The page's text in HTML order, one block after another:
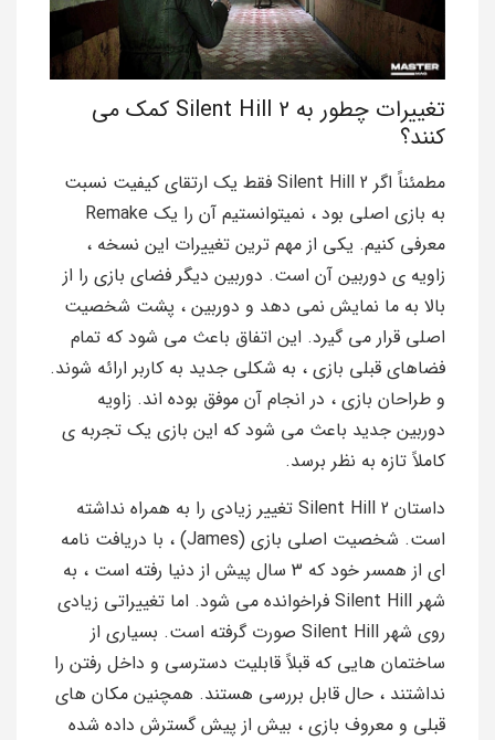
تغییرات چطور به Silent Hill 2 کمک می
کنند؟
مطمئناً اگر Silent Hill 2 فقط یک ارتقای کیفیت نسبت
به بازی اصلی بود ، نمیتوانستیم آن را یک Remake
معرفی کنیم. یکی از مهم ترین تغییرات این نسخه ،
زاویه ی دوربین آن است. دوربین دیگر فضای بازی را از
بالا به ما نمایش نمی دهد و دوربین ، پشت شخصیت
اصلی قرار می گیرد. این اتفاق باعث می شود که تمام
فضاهای قبلی بازی ، به شکلی جدید به کاربر ارائه شوند.
و طراحان بازی ، در انجام آن موفق بوده اند. زاویه
دوربین جدید باعث می شود که این بازی یک تجربه ی
کاملاً تازه به نظر برسد.
داستان Silent Hill 2 تغییر زیادی را به همراه نداشته
است. شخصیت اصلی بازی (James) ، با دریافت نامه
ای از همسر خود که 3 سال پیش از دنیا رفته است ، به
شهر Silent Hill فراخوانده می شود. اما تغییراتی زیادی
روی شهر Silent Hill صورت گرفته است. بسیاری از
ساختمان هایی که قبلاً قابلیت دسترسی و داخل رفتن را
نداشتند ، حال قابل بررسی هستند. همچنین مکان های
قبلی و معروف بازی ، بیش از پیش گسترش داده شده